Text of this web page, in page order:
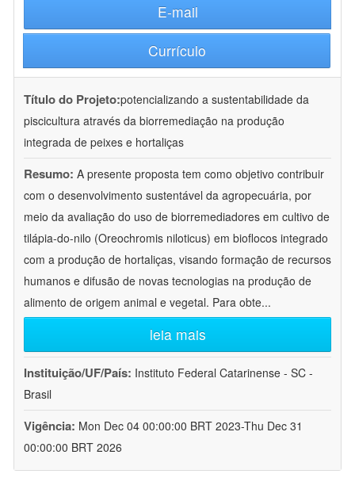
E-mail
Currículo
Título do Projeto:potencializando a sustentabilidade da
piscicultura através da biorremediação na produção
integrada de peixes e hortaliças
Resumo: A presente proposta tem como objetivo contribuir
com o desenvolvimento sustentável da agropecuária, por
meio da avaliação do uso de biorremediadores em cultivo de
tilápia-do-nilo (Oreochromis niloticus) em bioflocos integrado
com a produção de hortaliças, visando formação de recursos
humanos e difusão de novas tecnologias na produção de
alimento de origem animal e vegetal. Para obte...
leia mais
Instituição/UF/País: Instituto Federal Catarinense - SC -
Brasil
Vigência: Mon Dec 04 00:00:00 BRT 2023-Thu Dec 31
00:00:00 BRT 2026